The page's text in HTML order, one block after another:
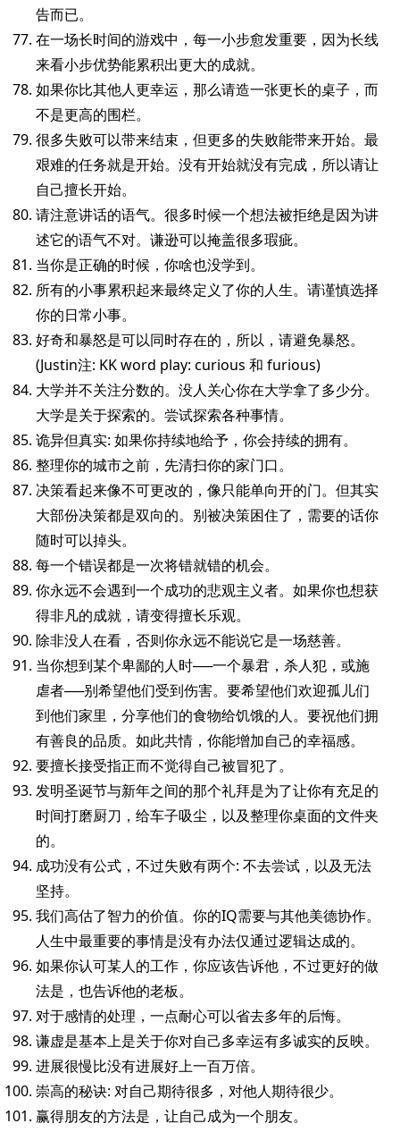
告而已。
在一场长时间的游戏中，每一小步愈发重要，因为长线
来看小步优势能累积出更大的成就。
如果你比其他人更幸运，那么请造一张更长的桌子，而
不是更高的围栏。
很多失败可以带来结束，但更多的失败能带来开始。最
艰难的任务就是开始。没有开始就没有完成，所以请让
自己擅长开始。
请注意讲话的语气。很多时候一个想法被拒绝是因为讲
述它的语气不对。谦逊可以掩盖很多瑕疵。
当你是正确的时候，你啥也没学到。
所有的小事累积起来最终定义了你的人生。请谨慎选择
你的日常小事。
好奇和暴怒是可以同时存在的，所以，请避免暴怒。
(Justin注: KK word play: curious 和 furious)
大学并不关注分数的。没人关心你在大学拿了多少分。
大学是关于探索的。尝试探索各种事情。
诡异但真实: 如果你持续地给予，你会持续的拥有。
整理你的城市之前，先清扫你的家门口。
决策看起来像不可更改的，像只能单向开的门。但其实
大部份决策都是双向的。别被决策困住了，需要的话你
随时可以掉头。
每一个错误都是一次将错就错的机会。
你永远不会遇到一个成功的悲观主义者。如果你也想获
得非凡的成就，请变得擅长乐观。
除非没人在看，否则你永远不能说它是一场慈善。
当你想到某个卑鄙的人时──一个暴君，杀人犯，或施
虐者──别希望他们受到伤害。要希望他们欢迎孤儿们
到他们家里，分享他们的食物给饥饿的人。要祝他们拥
有善良的品质。如此共情，你能增加自己的幸福感。
要擅长接受指正而不觉得自己被冒犯了。
发明圣诞节与新年之间的那个礼拜是为了让你有充足的
时间打磨厨刀，给车子吸尘，以及整理你桌面的文件夹
的。
成功没有公式，不过失败有两个: 不去尝试，以及无法
坚持。
我们高估了智力的价值。你的IQ需要与其他美德协作。
人生中最重要的事情是没有办法仅通过逻辑达成的。
如果你认可某人的工作，你应该告诉他，不过更好的做
法是，也告诉他的老板。
对于感情的处理，一点耐心可以省去多年的后悔。
谦虚是基本上是关于你对自己多幸运有多诚实的反映。
进展很慢比没有进展好上一百万倍。
崇高的秘诀: 对自己期待很多，对他人期待很少。
赢得朋友的方法是，让自己成为一个朋友。